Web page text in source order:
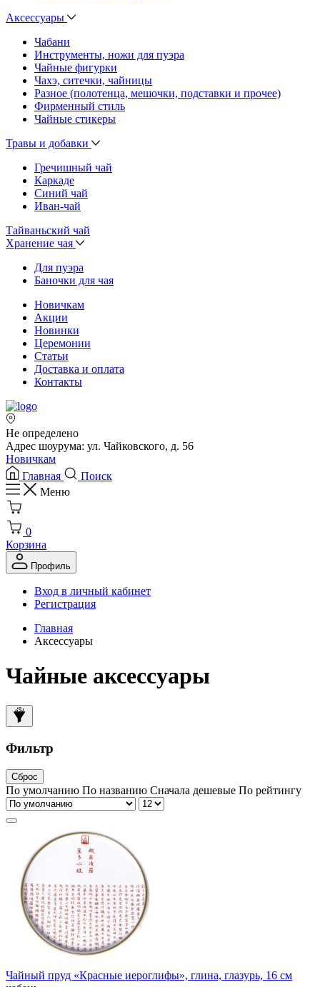
Аксессуары
Чабани
Инструменты, ножи для пуэра
Чайные фигурки
Чахэ, ситечки, чайницы
Разное (полотенца, мешочки, подставки и прочее)
Фирменный стиль
Чайные стикеры
Травы и добавки
Гречишный чай
Каркаде
Синий чай
Иван-чай
Тайваньский чай
Хранение чая
Для пуэра
Баночки для чая
Новичкам
Акции
Новинки
Церемонии
Статьи
Доставка и оплата
Контакты
Не определено
Адрес шоурума: ул. Чайковского, д. 56
Новичкам
Главная
Поиск
Меню
0
Корзина
Профиль
Вход в личный кабинет
Регистрация
Главная
Аксессуары
Чайные аксессуары
Фильтр
Сброс
По умолчанию По названию Сначала дешевые По рейтингу
Чайный пруд «Красные иероглифы», глина, глазурь, 16 см